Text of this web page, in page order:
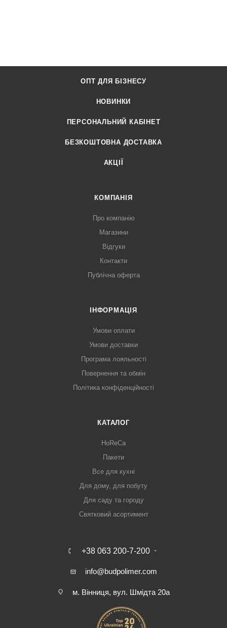
ОПТ ДЛЯ БІЗНЕСУ
НОВИНКИ
ПЕРСОНАЛЬНИЙ КАБІНЕТ
БЕЗКОШТОВНА ДОСТАВКА
АКЦІЇ
КОМПАНІЯ
Про компанію
Магазини
Відгуки
Контакти
Публічна оферта
ІНФОРМАЦІЯ
Умови оплати
Умови доставки
Програма лояльності
Повернення та обмін
Політика конфіденційності
КАТАЛОГ
HoReCa
Пакети
Все для кухні
Для дому, для побуту
Для саду та городу
Святковий асортимент
+38 063 200-7-200
info@budpolimer.com
м. Вінниця, вул. Шмідта 20а